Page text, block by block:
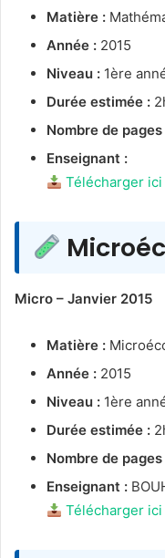
Matière :
Année : 2015
Niveau : 1ère
Durée estimée :
Nombre de pages
Enseignant :
Télécharger ici
Micro – Janvier 2015
Matière :
Année : 2015
Niveau : 1ère
Durée estimée :
Nombre de pages
Enseignant :
Télécharger ici